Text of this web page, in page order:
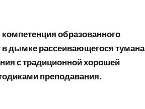
образованного
дымке рассеивающегося тумана
с традиционной хорошей
преподавания.